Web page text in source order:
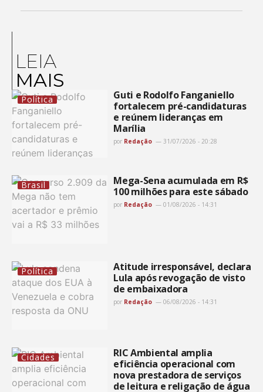
LEIA
MAIS
Política
Guti e Rodolfo Fanganiello
fortalecem pré-candidaturas
e reúnem lideranças em
Marília
por Redação 31/07/2026 - 20:28
Brasil
Mega-Sena acumulada em R$
100 milhões para este sábado
por Redação 01/08/2026 - 14:31
Política
Atitude irresponsável, declara
Lula após revogação de visto
de embaixadora
por Redação 06/08/2026 - 14:31
Cidades
RIC Ambiental amplia
eficiência operacional com
nova prestadora de serviços
de leitura e religação de água